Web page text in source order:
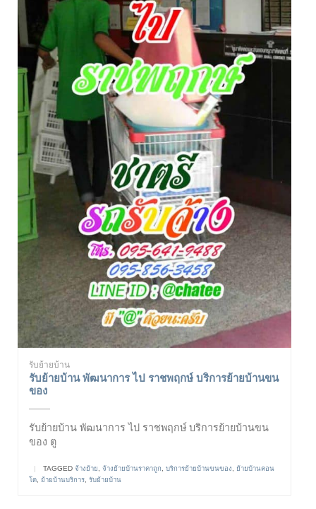
รับย้ายบ้าน
รับย้ายบ้าน พัฒนาการ ไป ราชพฤกษ์ บริการย้ายบ้านขน
ของ
รับย้ายบ้าน พัฒนาการ ไป ราชพฤกษ์ บริการย้ายบ้านขน
ของ ตู
| TAGGED จ้างย้าย จ้างย้ายบ้านราคาถูก บริการย้ายบ้านขนของ
ย้ายบ้านคอน
โด
ย้ายบ้านบริการ รับย้ายบ้าน